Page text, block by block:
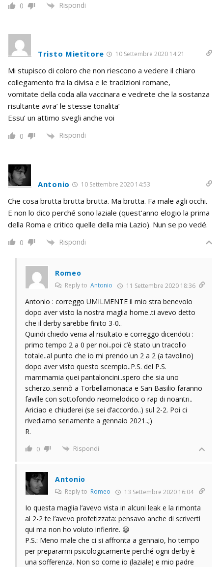
0 Rispondi
Tristo Mietitore 10 Settembre 2020 14:21
Mi stupisco di coloro che non riescono a vedere il chiaro
collegamento fra la divisa e le tradizioni romane,
vomitate della coda alla vaccinara e vedrete che la sostanza
risultante avra’ le stesse tonalita’
Essu’ un attimo svegli anche voi
0 Rispondi
Antonio 10 Settembre 2020 14:53
Che cosa brutta brutta brutta. Ma brutta. Fa male agli occhi.
E non lo dico perché sono laziale (quest’anno elogio la prima
della Roma e critico quelle della mia Lazio). Nun se po vedé.
0 Rispondi
Romeo
Reply to Antonio 11 Settembre 2020 18:36
Antonio : correggo UMILMENTE il mio stra benevolo
dopo aver visto la nostra maglia home..ti avevo detto
che il derby sarebbe finito 3-0..
Quindi chiedo venia al risultato e correggo dicendoti :
primo tempo 2 a 0 per noi..poi c’è stato un tracollo
totale..al punto che io mi prendo un 2 a 2 (a tavolino)
dopo aver visto questo scempio..P.S. del P.S.
mammamia quei pantaloncini..spero che sia uno
scherzo..sennò a Torbellamonaca e San Basilio faranno
faville con sottofondo neomelodico o rap di noantri..
Ariciao e chiuderei (se sei d’accordo..) sul 2-2. Poi ci
rivediamo seriamente a gennaio 2021..;)
R.
0 Rispondi
Antonio
Reply to Romeo 13 Settembre 2020 16:04
Io questa maglia l’avevo vista in alcuni leak e la rimonta
al 2-2 te l’avevo profetizzata: pensavo anche di scriverti
qui ma non ho voluto infierire. 😀
P.S.: Meno male che ci si affronta a gennaio, ho tempo
per prepararmi psicologicamente perché ogni derby è
una sofferenza. Non so come io (laziale) e mio padre